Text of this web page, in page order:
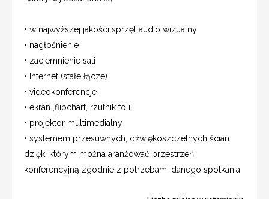
• w najwyższej jakości sprzęt audio wizualny
• nagłośnienie
• zaciemnienie sali
• Internet (stałe łącze)
• videokonferencje
• ekran ,flipchart, rzutnik folii
• projektor multimedialny
• systemem przesuwnych, dźwiękoszczelnych ścian
dzięki którym można aranżować przestrzeń
konferencyjną zgodnie z potrzebami danego spotkania